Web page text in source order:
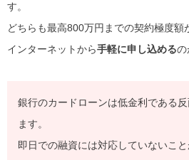
す。
どちらも最高800万円までの契約極度額
インターネットから手軽に申し込めるの
銀行のカードローンは低金利である
ます。
即日での融資には対応していないこと